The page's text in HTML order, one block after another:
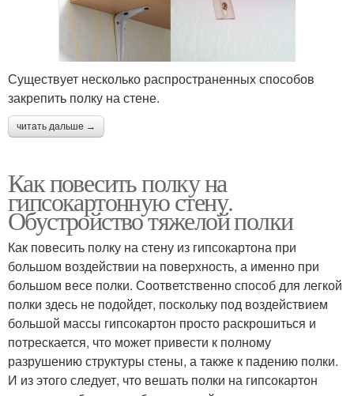
Существует несколько распространенных способов
закрепить полку на стене.
читать дальше →
Как повесить полку на
гипсокартонную стену.
Обустройство тяжелой полки
Как повесить полку на стену из гипсокартона при
большом воздействии на поверхность, а именно при
большом весе полки. Соответственно способ для легкой
полки здесь не подойдет, поскольку под воздействием
большой массы гипсокартон просто раскрошиться и
потрескается, что может привести к полному
разрушению структуры стены, а также к падению полки.
И из этого следует, что вешать полки на гипсокартон